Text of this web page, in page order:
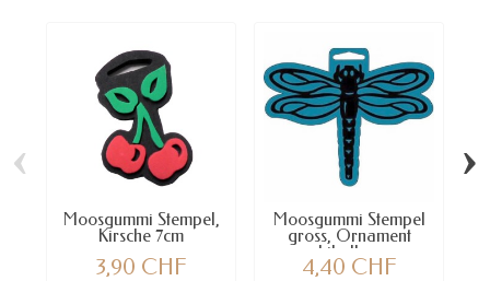
Moosgummi Stempel,
Kirsche 7cm
3,90 CHF
Moosgummi Stempel
gross, Ornament
Libelle...
4,40 CHF
‹ ›